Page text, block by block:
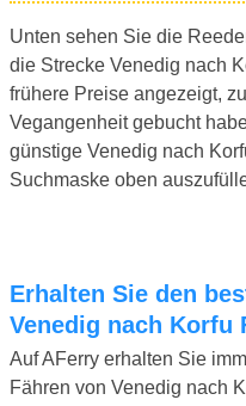
Unten sehen Sie die
die Strecke Venedig nach
frühere Preise angezeigt,
Vegangenheit gebucht
günstige Venedig nach
Suchmaske oben
Erhalten Sie den besten Preis für Ihre
Venedig nach Korfu
Auf AFerry erhalten Sie
Fähren von Venedig nach